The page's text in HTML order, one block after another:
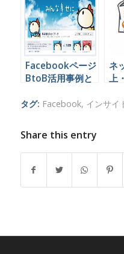
Facebookページ
BtoB活用事例と
ネ
上
タグ: Facebook, インサイ
Share this entry